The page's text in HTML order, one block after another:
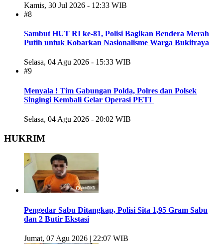
Kamis, 30 Jul 2026 - 12:33 WIB
#8
Sambut HUT RI ke-81, Polisi Bagikan Bendera Merah
Putih untuk Kobarkan Nasionalisme Warga Bukitraya
Selasa, 04 Agu 2026 - 15:33 WIB
#9
Menyala ! Tim Gabungan Polda, Polres dan Polsek
Singingi Kembali Gelar Operasi PETI
Selasa, 04 Agu 2026 - 20:02 WIB
HUKRIM
Pengedar Sabu Ditangkap, Polisi Sita 1,95 Gram Sabu
dan 2 Butir Ekstasi
Jumat, 07 Agu 2026 | 22:07 WIB